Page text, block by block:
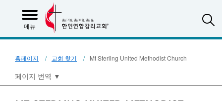
메뉴
홈페이지 교회 찾기 Mt Sterling United Methodist Church
페이지 번역 ▼